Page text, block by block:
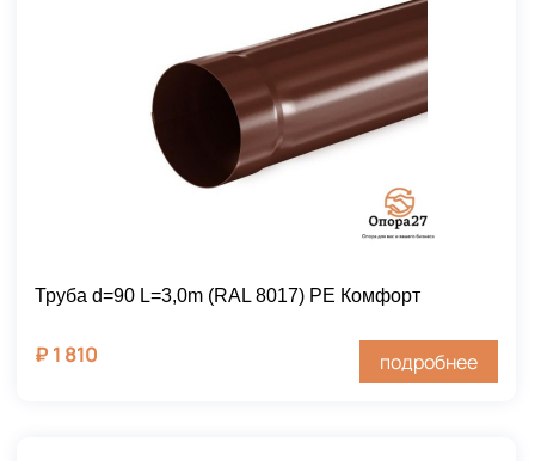
Труба d=90 L=3,0m (RAL 8017) PE Комфорт
₽ 1 810 подробнее